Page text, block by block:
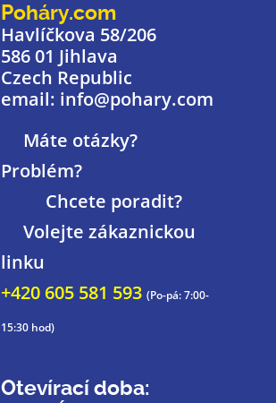
Poháry.com
Havlíčkova 58/206
586 01 Jihlava
Czech Republic
email: info@pohary.com
Máte otázky?
Problém?
Chcete poradit?
Volejte zákaznickou
linku
+420 605 581 593 (Po-pá: 7:00-
15:30 hod)
Otevírací doba: